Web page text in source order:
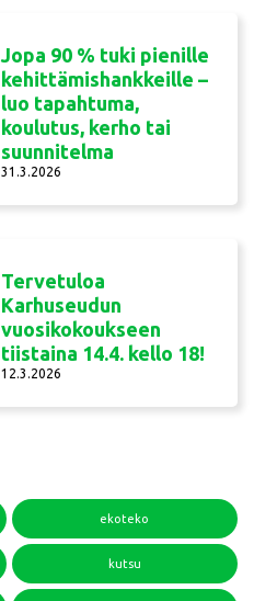
Jopa 90 % tuki pienille
kehittämishankkeille –
luo tapahtuma,
koulutus, kerho tai
suunnitelma
31.3.2026
Tervetuloa
Karhuseudun
vuosikokoukseen
tiistaina 14.4. kello 18!
12.3.2026
ekoteko
kutsu